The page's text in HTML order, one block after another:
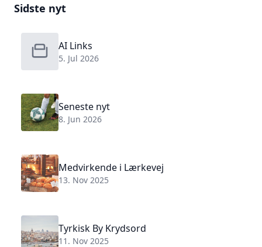
Sidste nyt
AI Links
5. Jul 2026
Seneste nyt
8. Jun 2026
Medvirkende i Lærkevej
13. Nov 2025
Tyrkisk By Krydsord
11. Nov 2025